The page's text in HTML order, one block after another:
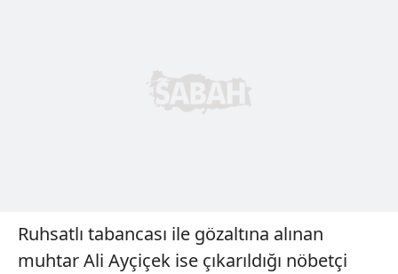
Ruhsatlı tabancası ile gözaltına alınan
muhtar Ali Ayçiçek ise çıkarıldığı nöbetçi